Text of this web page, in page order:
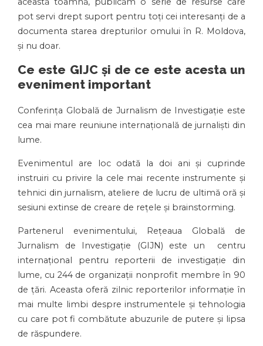
pot servi drept suport pentru toți cei interesanți de a
documenta starea drepturilor omului în R. Moldova,
și nu doar.
Ce este GIJC și de ce este acesta un
eveniment important
Conferința Globală de Jurnalism de Investigație este
cea mai mare reuniune internațională de jurnalişti din
lume.
Evenimentul are loc odată la doi ani și cuprinde
instruiri cu privire la cele mai recente instrumente și
tehnici din jurnalism, ateliere de lucru de ultimă oră și
sesiuni extinse de creare de rețele și brainstorming.
Partenerul evenimentului, Rețeaua Globală de
Jurnalism de Investigație (GIJN) este un centru
internațional pentru reporterii de investigație din
lume, cu 244 de organizații nonprofit membre în 90
de țări. Aceasta oferă zilnic reporterilor informație în
mai multe limbi despre instrumentele și tehnologia
cu care pot fi combătute abuzurile de putere și lipsa
de răspundere.